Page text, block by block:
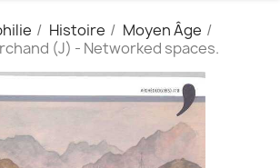
Histoire
Moyen Âge
(J) - Networked spaces.